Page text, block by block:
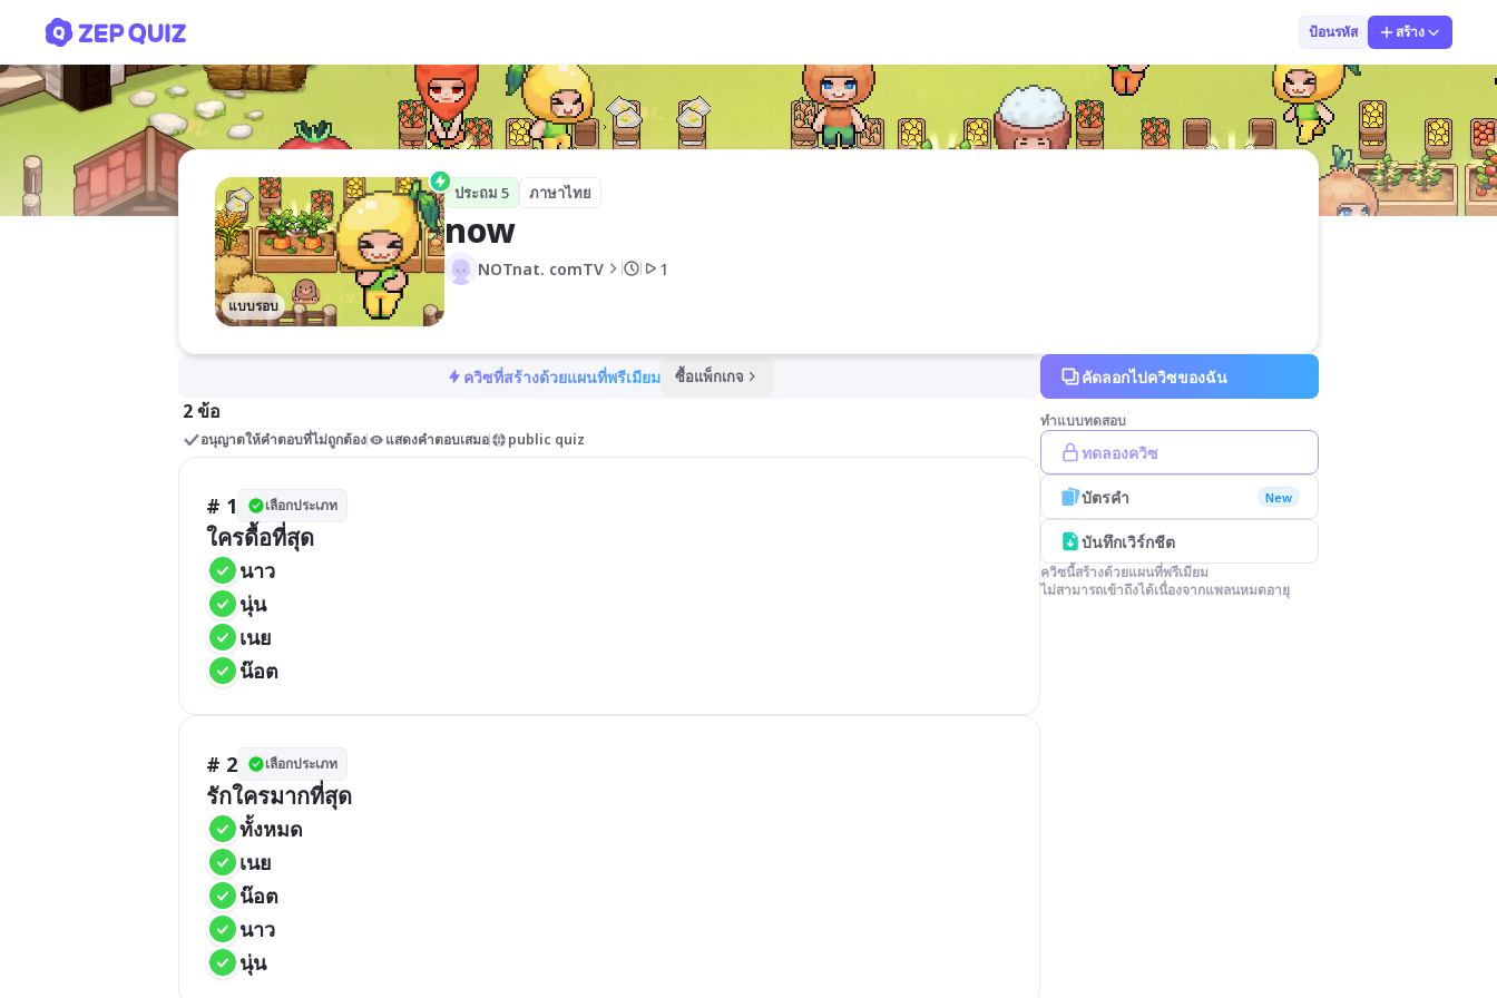
ป้อนรหัส สร้าง
แบบรอบ
ประถม 5 ภาษาไทย
now
NOTnat. comTV 1
ควิซที่สร้างด้วยแผนที่พรีเมียม ซื้อแพ็กเกจ
2 ข้อ
อนุญาตให้คำตอบที่ไม่ถูกต้อง แสดงคำตอบเสมอ public quiz
# 1 เลือกประเภท
ใครดื้อที่สุด
นาว
นุ่น
เนย
น๊อต
# 2 เลือกประเภท
รักใครมากที่สุด
ทั้งหมด
เนย
น๊อต
นาว
นุ่น
คัดลอกไปควิซของฉัน
ทำแบบทดสอบ
ทดลองควิซ
บัตรคำ New
บันทึกเวิร์กชีต
ควิซนี้สร้างด้วยแผนที่พรีเมียม
ไม่สามารถเข้าถึงได้เนื่องจากแพลนหมดอายุ